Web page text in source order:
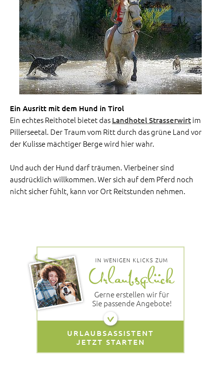
Ein Ausritt mit dem Hund in Tirol
Ein echtes Reithotel bietet das Landhotel Strasserwirt im
Pillerseetal. Der Traum vom Ritt durch das grüne Land vor
der Kulisse mächtiger Berge wird hier wahr.
Und auch der Hund darf träumen. Vierbeiner sind
ausdrücklich willkommen. Wer sich auf dem Pferd noch
nicht sicher fühlt, kann vor Ort Reitstunden nehmen.
IN WENIGEN KLICKS ZUM
Gerne erstellen wir für
Sie passende Angebote!
URLAUBSASSISTENT
JETZT STARTEN